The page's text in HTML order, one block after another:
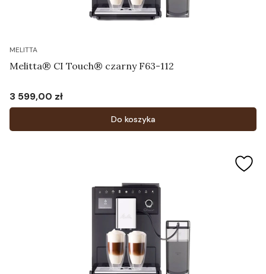
MELITTA
Melitta® CI Touch® czarny F63-112
Cena
3 599,00 zł
Do koszyka